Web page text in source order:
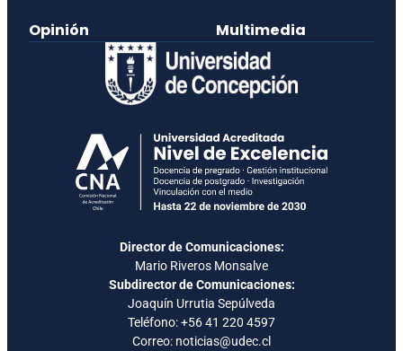
Opinión Multimedia
Director de Comunicaciones:
Mario Riveros Monsalve
Subdirector de Comunicaciones:
Joaquín Urrutia Sepúlveda
Teléfono:+56 41 220 4597
Correo: noticias@udec.cl